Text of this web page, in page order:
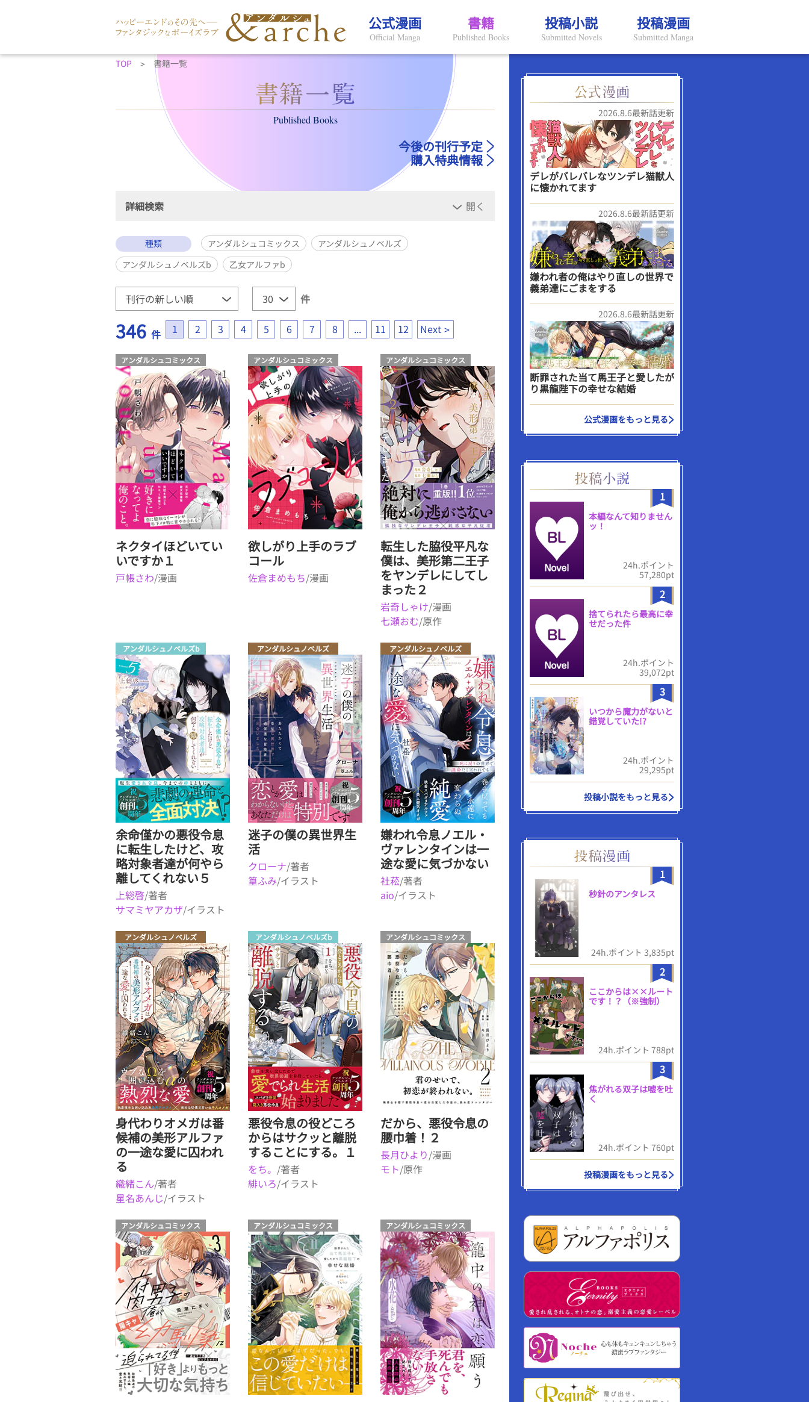
公式漫画
Official Manga
書籍
Published Books
投稿小説
Submitted Novels
投稿漫画
Submitted Manga
TOP 書籍一覧
Published Books
今後の刊行予定
購入特典情報
詳細検索 開く
種類 アンダルシュコミックス
アンダルシュノベルズ
アンダルシュノベルズb
乙女アルファb
件
346 件 1 2 3 4 5 6 7 8 ... 11 12 Next
アンダルシュコミックス
ネクタイほどいてい
いですか１
戸帳さわ/漫画
アンダルシュコミックス
欲しがり上手のラブ
コール
佐倉まめもち/漫画
アンダルシュコミックス
転生した脇役平凡な
僕は、美形第二王子
をヤンデレにしてし
まった２
岩奇しゃけ/漫画
七瀬おむ/原作
アンダルシュノベルズb
余命僅かの悪役令息
に転生したけど、攻
略対象者達が何やら
離してくれない５
上総啓/著者
サマミヤアカザ/イラスト
アンダルシュノベルズ
迷子の僕の異世界生
活
クローナ/著者
篁ふみ/イラスト
アンダルシュノベルズ
嫌われ令息ノエル・
ヴァレンタインは一
途な愛に気づかない
社菘/著者
aio/イラスト
アンダルシュノベルズ
身代わりオメガは番
候補の美形アルファ
の一途な愛に囚われ
る
織緒こん/著者
星名あんじ/イラスト
アンダルシュノベルズb
悪役令息の役どころ
からはサクッと離脱
することにする。１
をち。 /著者
緋いろ/イラスト
アンダルシュコミックス
だから、悪役令息の
腰巾着！２
長月ひより/漫画
モト/原作
アンダルシュコミックス アンダルシュコミックス アンダルシュコミックス
2026.8.6最新話更新
デレがバレバレなツンデレ猫獣人
に懐かれてます
2026.8.6最新話更新
嫌われ者の俺はやり直しの世界で
義弟達にごまをする
2026.8.6最新話更新
断罪された当て馬王子と愛したが
り黒龍陛下の幸せな結婚
公式漫画をもっと見る
1
本編なんて知りません
ッ！
24h.ポイント
57,280pt
2
捨てられたら最高に幸
せだった件
24h.ポイント
39,072pt
3
いつから魔力がないと
錯覚していた!?
24h.ポイント
29,295pt
投稿小説をもっと見る
1
秒針のアンタレス
24h.ポイント 3,835pt
2
ここからは××ルート
です！？（※強制）
24h.ポイント 788pt
3
焦がれる双子は嘘を吐
く
24h.ポイント 760pt
投稿漫画をもっと見る